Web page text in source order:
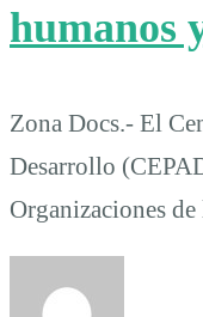
humanos
Zona Docs.- El
Desarrollo
Organizaciones